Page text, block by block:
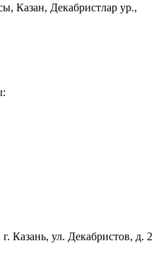
Казан, Декабристлар ур.,
Казань, ул. Декабристов, д. 2